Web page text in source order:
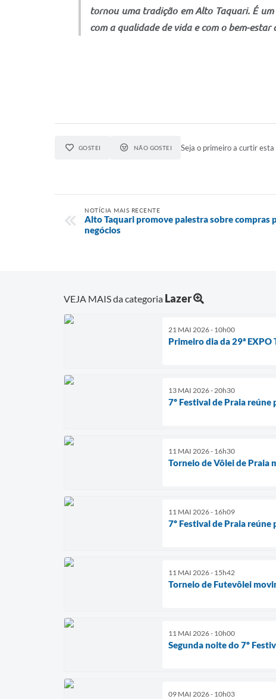
tornou uma tradição em Alto Taquari. É
com a qualidade de vida e com o bem-
GOSTEI NÃO GOSTEI Seja o primeiro a curtir esta
NOTÍCIA MAIS RECENTE
Alto Taquari promove palestra sobre compras
negócios
VEJA MAIS da categoria Lazer
21 MAI 2026 - 10h00
Primeiro dia da 29ª
13 MAI 2026 - 20h30
7º Festival de Praia
11 MAI 2026 - 16h30
Torneio de Vôlei de Praia
11 MAI 2026 - 16h09
7º Festival de Praia
11 MAI 2026 - 15h42
Torneio de Futevôlei
11 MAI 2026 - 10h00
Segunda noite do 7º
09 MAI 2026 - 10h03